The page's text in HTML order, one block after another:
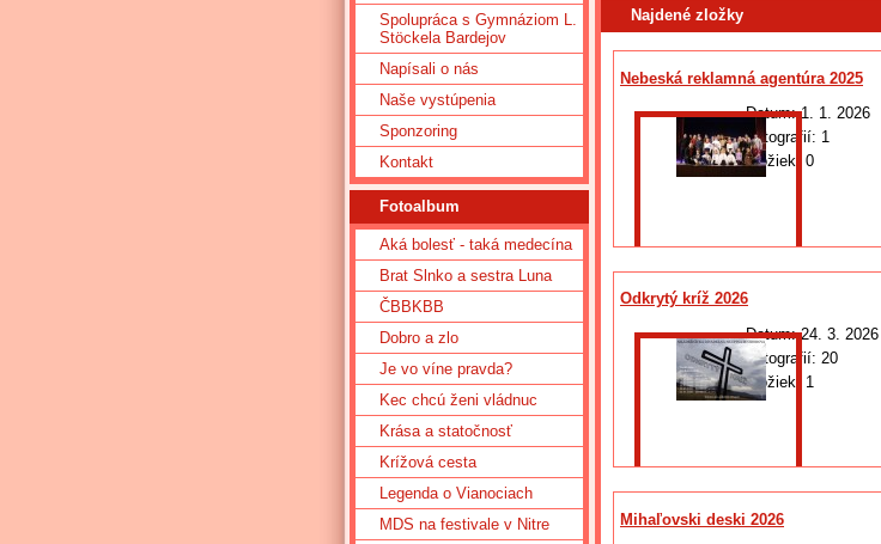
Najdené zložky
Nebeská reklamná agentúra 2025
Datum:1. 1. 2026
Fotografií: 1
Zložiek: 0
Odkrytý kríž 2026
Datum:24. 3. 2026
Fotografií: 20
Zložiek: 1
Mihaľovski deski 2026
Spolupráca s Gymnáziom L.
Stöckela Bardejov
Napísali o nás
Naše vystúpenia
Sponzoring
Kontakt
Fotoalbum
Aká bolesť - taká medecína
Brat Slnko a sestra Luna
ČBBKBB
Dobro a zlo
Je vo víne pravda?
Kec chcú ženi vládnuc
Krása a statočnosť
Krížová cesta
Legenda o Vianociach
MDS na festivale v Nitre